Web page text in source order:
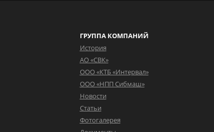
ГРУППА КОМПАНИЙ
История
АО «СВК»
ООО «КТБ «Интервал»
ООО «НПП Сибмаш»
Новости
Статьи
Фотогалерея